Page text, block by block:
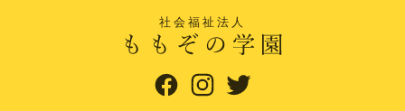
社会福祉法人